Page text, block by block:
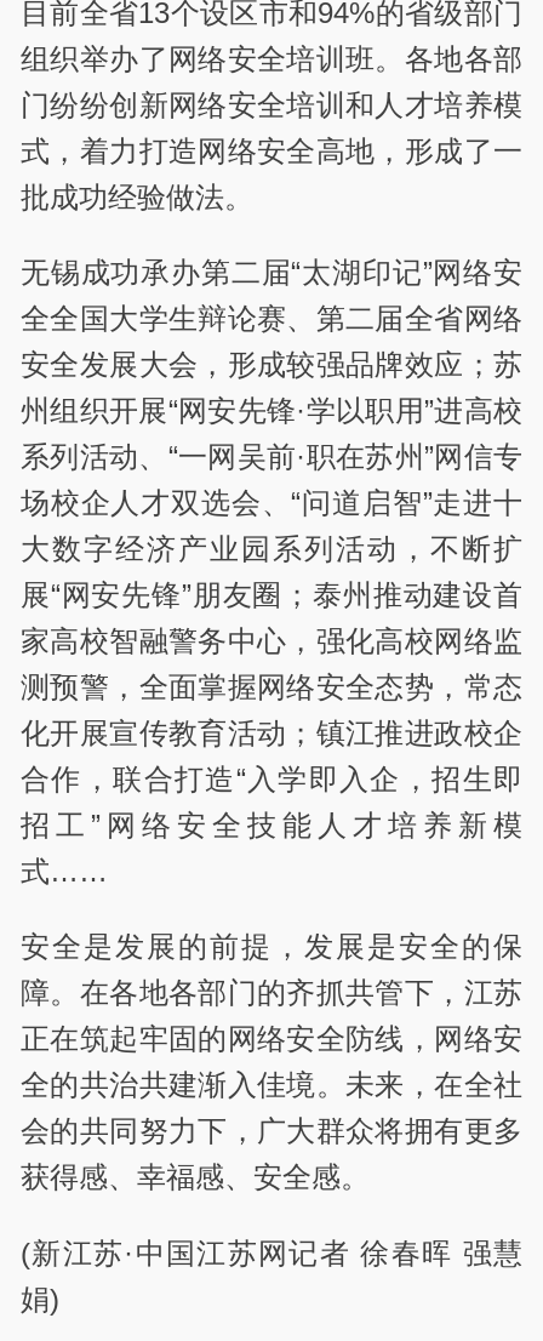
目前全省13个设区市和94%的省级部门
组织举办了网络安全培训班。各地各部
门纷纷创新网络安全培训和人才培养模
式，着力打造网络安全高地，形成了一
批成功经验做法。
无锡成功承办第二届“太湖印记”网络安
全全国大学生辩论赛、第二届全省网络
安全发展大会，形成较强品牌效应；苏
州组织开展“网安先锋·学以职用”进高校
系列活动、“一网吴前·职在苏州”网信专
场校企人才双选会、“问道启智”走进十
大数字经济产业园系列活动，不断扩
展“网安先锋”朋友圈；泰州推动建设首
家高校智融警务中心，强化高校网络监
测预警，全面掌握网络安全态势，常态
化开展宣传教育活动；镇江推进政校企
合作，联合打造“入学即入企，招生即
招工”网络安全技能人才培养新模
式……
安全是发展的前提，发展是安全的保
障。在各地各部门的齐抓共管下，江苏
正在筑起牢固的网络安全防线，网络安
全的共治共建渐入佳境。未来，在全社
会的共同努力下，广大群众将拥有更多
获得感、幸福感、安全感。
(新江苏·中国江苏网记者 徐春晖 强慧
娟)